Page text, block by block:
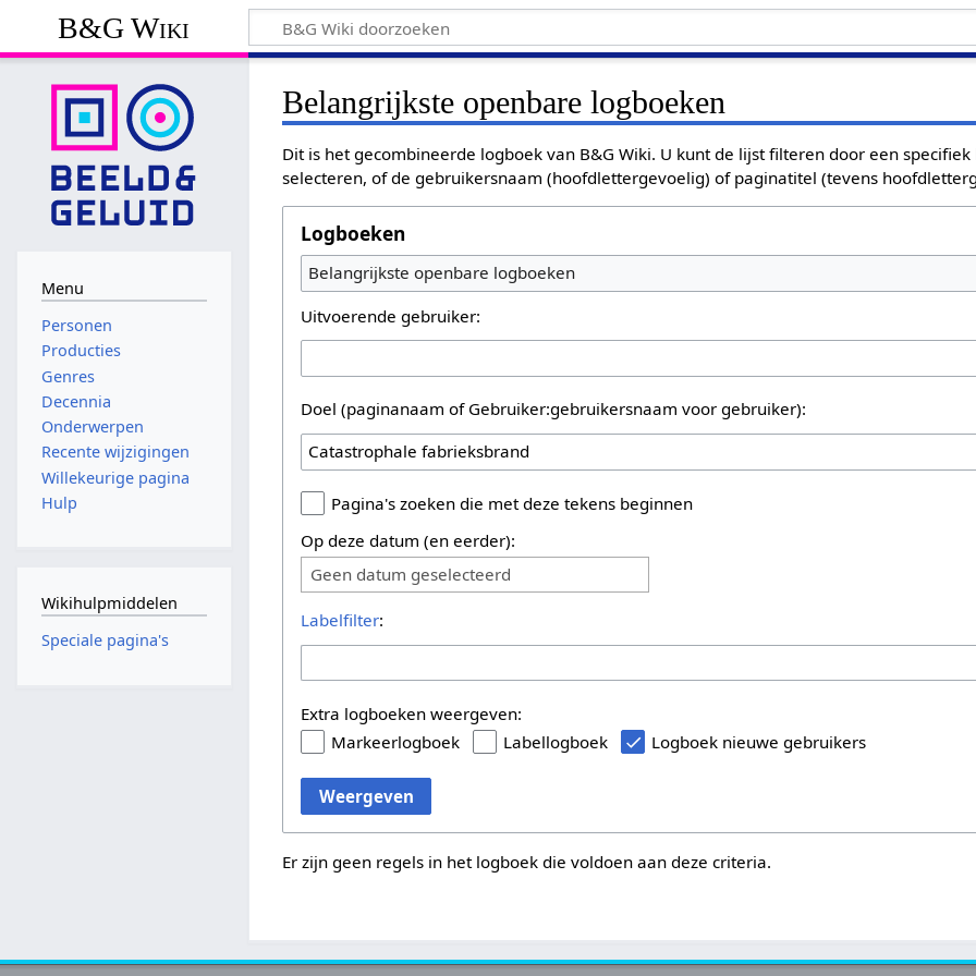
B&G Wiki
Belangrijkste openbare logboeken
Dit is het gecombineerde logboek van B&G Wiki. U kunt de lijst filteren door een
selecteren, of de gebruikersnaam (hoofdlettergevoelig) of paginatitel (tevens
Logboeken
Belangrijkste openbare logboeken
Uitvoerende gebruiker:
Doel (paginanaam of Gebruiker:gebruikersnaam voor gebruiker):
Pagina's zoeken die met deze tekens beginnen
Op deze datum (en eerder):
Geen datum geselecteerd
Labelfilter:
Extra logboeken weergeven:
Markeerlogboek
Labellogboek Logboek nieuwe gebruikers
Weergeven
Er zijn geen regels in het logboek die voldoen aan deze criteria.
Menu
Personen
Producties
Genres
Decennia
Onderwerpen
Recente wijzigingen
Willekeurige pagina
Hulp
Wikihulpmiddelen
Speciale pagina's